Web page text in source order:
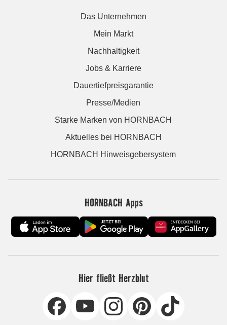
Das Unternehmen
Mein Markt
Nachhaltigkeit
Jobs & Karriere
Dauertiefpreisgarantie
Presse/Medien
Starke Marken von HORNBACH
Aktuelles bei HORNBACH
HORNBACH Hinweisgebersystem
HORNBACH Apps
Hier fließt Herzblut